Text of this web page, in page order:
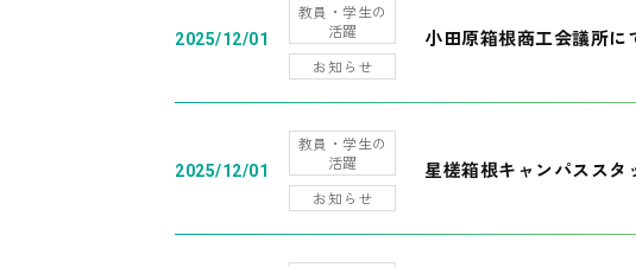
2025/12/01
教員・学生の
活躍
お知らせ
小田原箱根商工会議所
2025/12/01
教員・学生の
活躍
お知らせ
星槎箱根キャンパスス